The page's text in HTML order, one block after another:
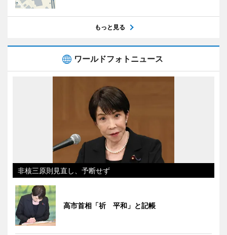
もっと見る
ワールドフォトニュース
非核三原則見直し、予断せず
高市首相「祈 平和」と記帳